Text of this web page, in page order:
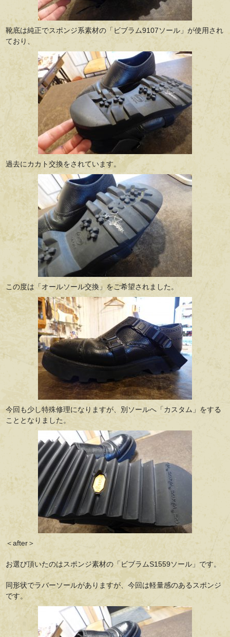
靴底は純正でスポンジ系素材の「ビブラム9107ソール」が使用され
ており、
過去にカカト交換をされています。
この度は「オールソール交換」をご希望されました。
今回も少し特殊修理になりますが、別ソールへ「カスタム」をする
こととなりました。
＜after＞
お選び頂いたのはスポンジ素材の「ビブラムS1559ソール」です。
同形状でラバーソールがありますが、今回は軽量感のあるスポンジ
です。